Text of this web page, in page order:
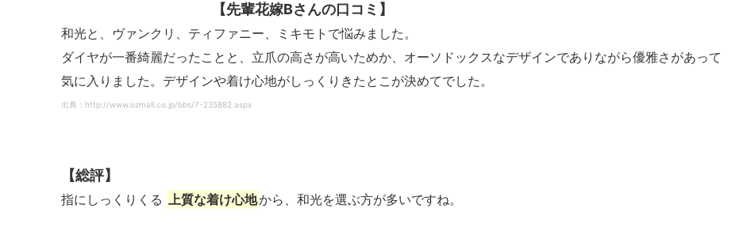
【先輩花嫁Bさんの口コミ】
和光と、ヴァンクリ、ティファニー、ミキモトで悩みました。
ダイヤが一番綺麗だったことと、立爪の高さが高いためか、オーソドックスなデザインでありながら優雅さがあって
気に入りました。デザインや着け心地がしっくりきたとこが決めてでした。
出典：http://www.ozmall.co.jp/bbs/7-235882.aspx
【総評】
指にしっくりくる 上質な着け心地から、和光を選ぶ方が多いですね。